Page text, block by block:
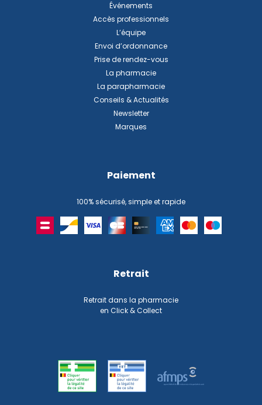
Événements
Accès professionnels
L’équipe
Envoi d’ordonnance
Prise de rendez-vous
La pharmacie
La parapharmacie
Conseils & Actualités
Newsletter
Marques
Paiement
100% sécurisé, simple et rapide
Retrait
Retrait dans la pharmacie
en Click & Collect